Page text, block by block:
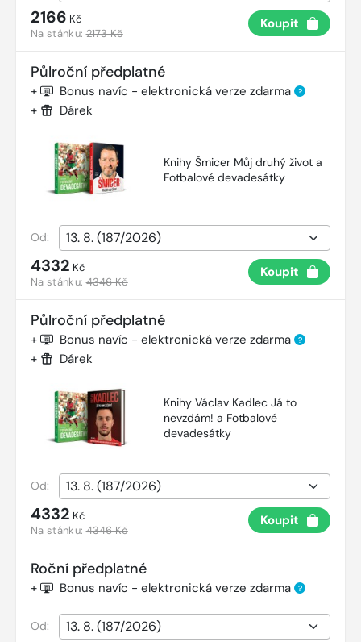
2166 Kč
Na stánku:2173 Kč
Koupit
Půlroční předplatné
+ Bonus navíc - elektronická verze zdarma ?
+ Dárek
Knihy Šmicer Můj druhý život a
Fotbalové devadesátky
Od:
4332 Kč
Na stánku:4346 Kč
Koupit
Půlroční předplatné
+ Bonus navíc - elektronická verze zdarma ?
+ Dárek
Knihy Václav Kadlec Já to
nevzdám! a Fotbalové
devadesátky
Od:
4332 Kč
Na stánku:4346 Kč
Koupit
Roční předplatné
+ Bonus navíc - elektronická verze zdarma ?
Od: